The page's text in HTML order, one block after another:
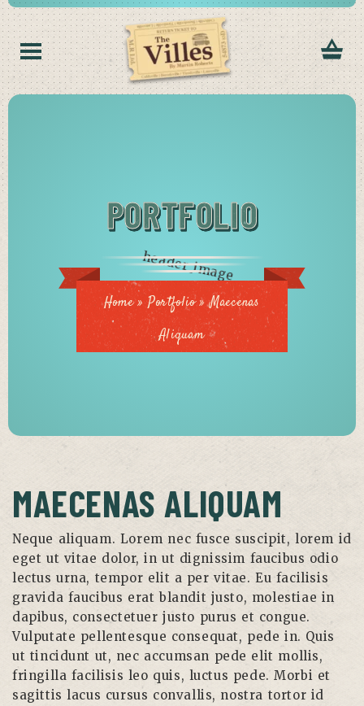
PORTFOLIO
Home»Portfolio»Maecenas
Aliquam
MAECENAS ALIQUAM
Neque aliquam. Lorem nec fusce suscipit, lorem id
eget ut vitae dolor, in ut dignissim faucibus odio
lectus urna, tempor elit a per vitae. Eu facilisis
gravida faucibus erat blandit justo, molestiae in
dapibus, consectetuer justo purus et congue.
Vulputate pellentesque consequat, pede in. Quis
ut tincidunt ut, nec accumsan pede elit mollis,
fringilla facilisis leo quis, luctus pede. Morbi et
sagittis lacus cursus convallis, nostra tortor id